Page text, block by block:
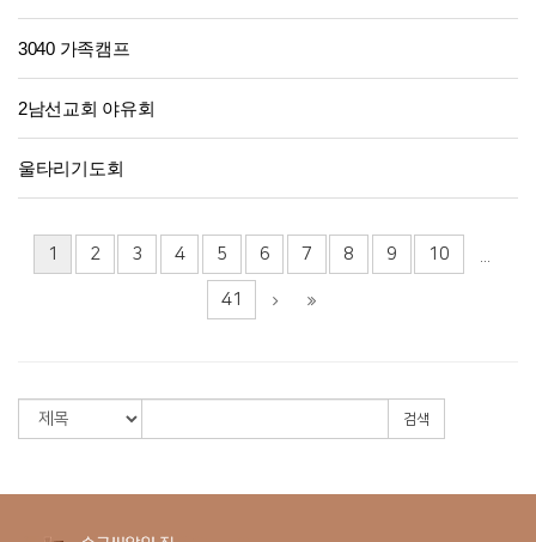
3040 가족캠프
2남선교회 야유회
울타리기도회
1 2 3 4 5 6 7 8 9 10
41
검색